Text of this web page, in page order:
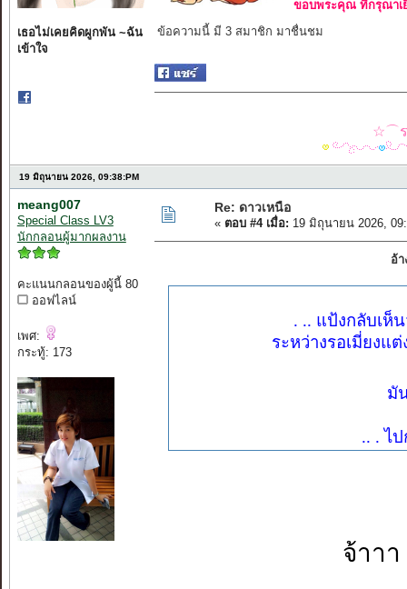
เธอไม่เคยคิดผูกพัน ~ฉัน
เข้าใจ
ขอบพระคุณ ที่กรุณาเ
ข้อความนี้ มี 3 สมาชิก มาชื่นชม
☆⌒ร
19 มิถุนายน 2026, 09:38:PM
meang007
Special Class LV3
นักกลอนผู้มากผลงาน
คะแนนกลอนของผู้นี้ 80
ออฟไลน์
เพศ:
กระทู้: 173
Re: ดาวเหนือ
« ตอบ #4 เมื่อ: 19 มิถุนายน 2026,
อ้
. .. แป้งกลับเห็
ระหว่างรอเมี่ยงแ
มั
.. . ไ
จ้าา